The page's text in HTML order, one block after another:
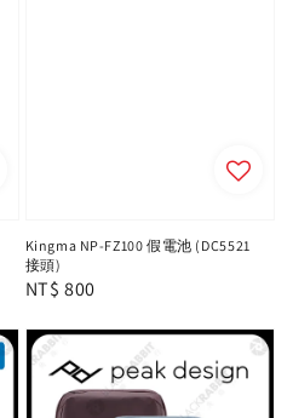
Kingma NP-FZ100 假電池 (DC5521
接頭)
Regular
NT$ 800